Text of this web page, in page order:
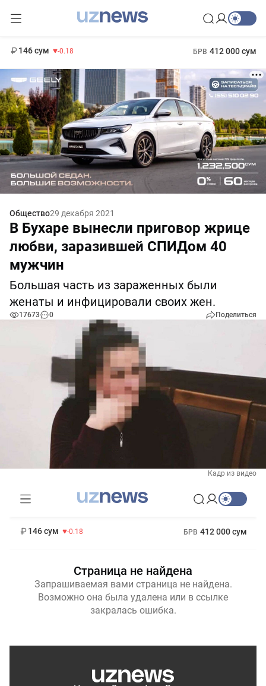
146 сум -0.18 БРВ 412 000 сум
Общество29 декабря 2021
В Бухаре вынесли приговор жрице
любви, заразившей СПИДом 40
мужчин
Большая часть из зараженных были
женаты и инфицировали своих жен.
17673 0 Поделиться
Кадр из видео